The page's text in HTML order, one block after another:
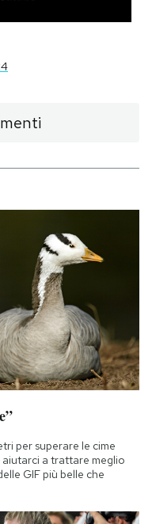
per superare le cime
a trattare meglio
GIF più belle che